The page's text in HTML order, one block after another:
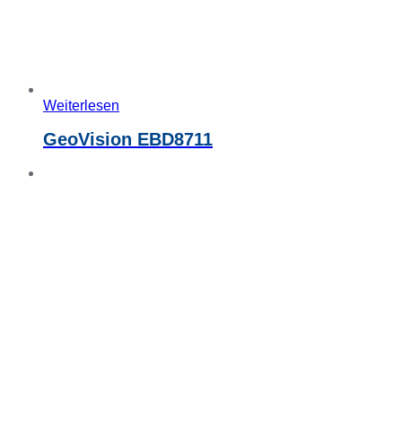
Weiterlesen
GeoVision EBD8711